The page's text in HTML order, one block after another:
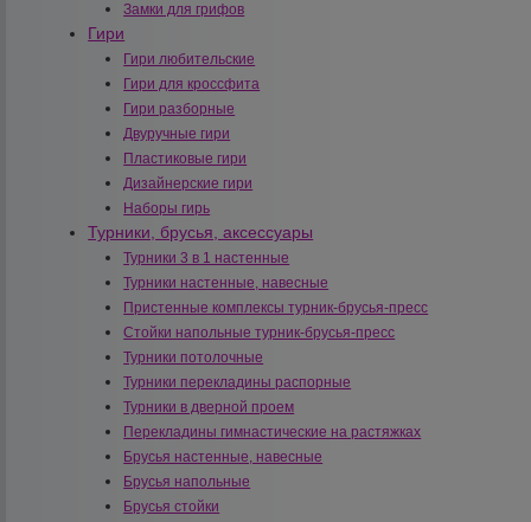
Замки для грифов
Гири
Гири любительские
Гири для кроссфита
Гири разборные
Двуручные гири
Пластиковые гири
Дизайнерские гири
Наборы гирь
Турники, брусья, аксессуары
Турники 3 в 1 настенные
Турники настенные, навесные
Пристенные комплексы турник-брусья-пресс
Стойки напольные турник-брусья-пресс
Турники потолочные
Турники перекладины распорные
Турники в дверной проем
Перекладины гимнастические на растяжках
Брусья настенные, навесные
Брусья напольные
Брусья стойки